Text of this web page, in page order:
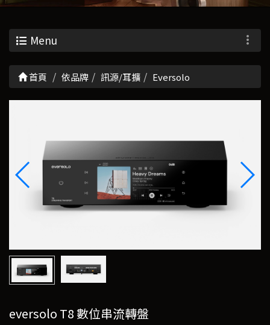
Menu
首頁 依品牌 訊源/耳擴 Eversolo
eversolo T8 數位串流轉盤